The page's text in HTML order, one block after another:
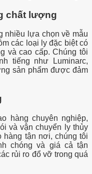
chất lượng
nhiều lựa chọn về mẫu
các loại ly đặc biệt có
và cao cấp. Chúng tôi
tiếng như Luminarc,
sản phẩm được đảm
hàng chuyên nghiệp,
và vận chuyển ly thủy
tận nơi, chúng tôi
chóng và giá cả tận
rủi ro đổ vỡ trong quá